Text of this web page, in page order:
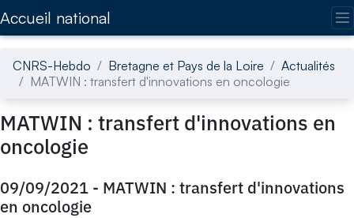
Accueil national
CNRS-Hebdo Bretagne et Pays de la Loire
Actualités
MATWIN : transfert d'innovations en oncologie
MATWIN : transfert d'innovations en
oncologie
09/09/2021 - MATWIN : transfert d'innovations
en oncologie